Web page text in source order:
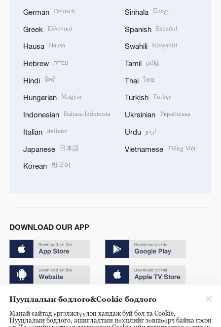
German Deutsch
Greek Ελληνικά
Hausa Hausa
Hebrew עברית
Hindi हिन्दी
Hungarian Magyar
Indonesian Bahasa Indonesia
Italian Italiano
Japanese 日本語
Korean 한국어
Sinhala සිංහල
Spanish Español
Swahili Kiswahili
Tamil தமிழ்
Thai ไทย
Turkish Türkçe
Ukrainian Українська
Urdu اردو
Vietnamese Tiếng Việt
DOWNLOAD OUR APP
Copyright © 2024 CGTN.
京ICP备20000184号
Нууцлалын бодлого&Cookie бодлого
Манай сайтад үргэлжлүүлэн хандаж буй бол та Cookie,
Нууцлалын бодлого, ашиглалтын нөхцлийг зөвшөөрч байна гэсэн